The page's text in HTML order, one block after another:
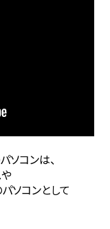
コンは、
ソコンとして